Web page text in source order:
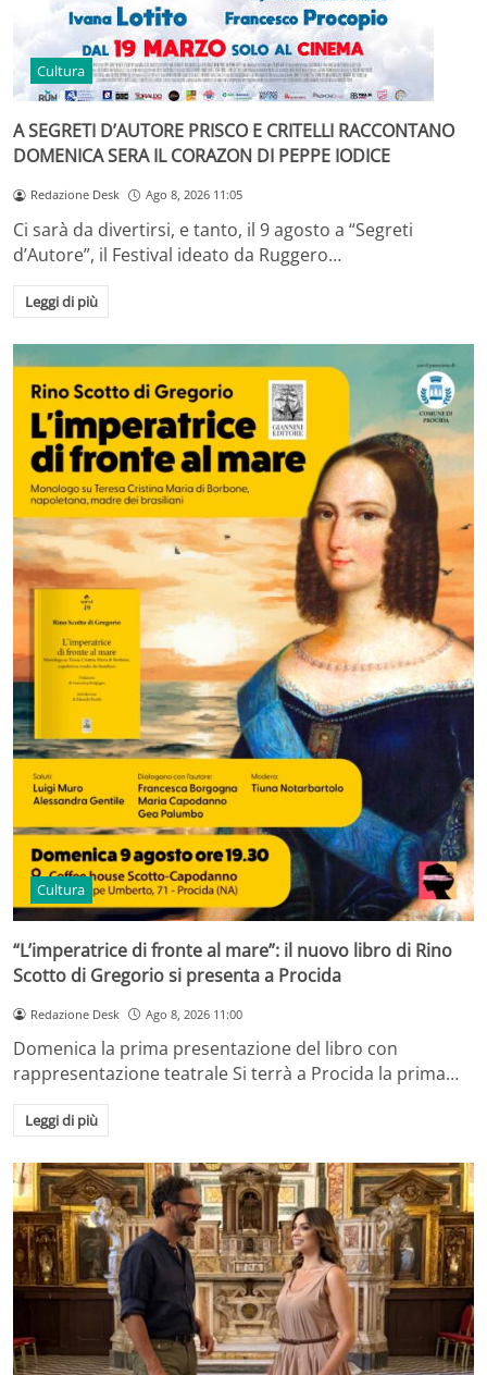
Cultura
A SEGRETI D’AUTORE PRISCO E CRITELLI RACCONTANO
DOMENICA SERA IL CORAZON DI PEPPE IODICE
Redazione Desk Ago 8, 2026 11:05
Ci sarà da divertirsi, e tanto, il 9 agosto a “Segreti
d’Autore”, il Festival ideato da Ruggero…
Leggi di più
Cultura
“L’imperatrice di fronte al mare”: il nuovo libro di Rino
Scotto di Gregorio si presenta a Procida
Redazione Desk Ago 8, 2026 11:00
Domenica la prima presentazione del libro con
rappresentazione teatrale Si terrà a Procida la prima…
Leggi di più